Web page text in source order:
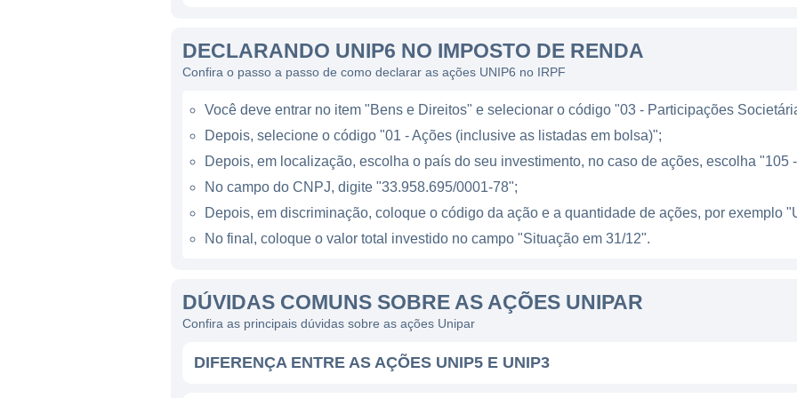
A Unipar é uma sociedade anônima cujos controladores incluem participação de
pessoas físicas relevantes no mercado, o que garante um controle diversificado e
empresa. Seus principais sócios têm contribuído para o crescimento e a governança
uma gestão que prioriza o desenvolvimento sustentável e a inovação.
É importante observar que, ao longo de sua história, a Unipar tem buscado
joint ventures que fortalecem sua posição no mercado e possibilitam o acesso a
Tais movimentações são fundamentais para a expansão e diversificação dos
A Unipar foi fundada no final da década de 1960, em São Paulo, Brasil, com o
demanda interna por produtos químicos. Desde então, a empresa passou por
foi um marco significativo na trajetória da Unipar, pois a empresa começou a
DECLARANDO UNIP6 NO IMPOSTO DE RENDA
Confira o passo a passo de como declarar as ações UNIP6 no IRPF
Você deve entrar no item "Bens e Direitos" e selecionar o código "03 - Participações
Depois, selecione o código "01 - Ações (inclusive as listadas em bolsa)";
Depois, em localização, escolha o país do seu investimento, no caso de ações, escolha "105
No campo do CNPJ, digite "33.958.695/0001-78";
Depois, em discriminação, coloque o código da ação e a quantidade de ações, por exemplo
No final, coloque o valor total investido no campo "Situação em 31/12".
DÚVIDAS COMUNS SOBRE AS AÇÕES UNIPAR
Confira as principais dúvidas sobre as ações Unipar
DIFERENÇA ENTRE AS AÇÕES UNIP5 E UNIP3